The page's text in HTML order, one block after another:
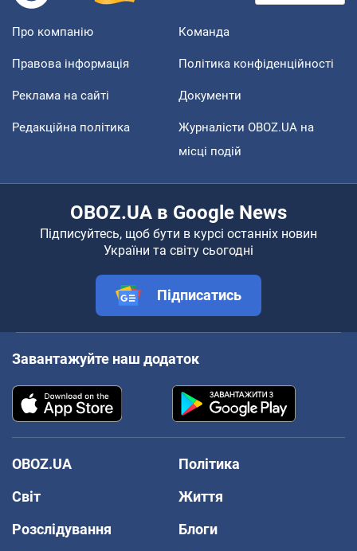
Про компанію Команда
Правова інформація Політика конфіденційності
Реклама на сайті Документи
Редакційна політика
Журналісти OBOZ.UA на
місці подій
OBOZ.UA в Google News
Підписуйтесь, щоб бути в курсі останніх новин
України та світу сьогодні
Підписатись
Завантажуйте наш додаток
OBOZ.UA
Політика
Світ
Життя
Розслідування
Блоги